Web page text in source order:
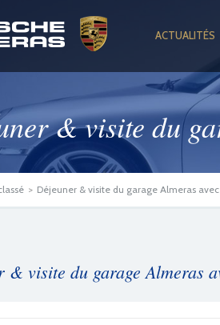
ACTUALITÉS
& visite du
> Déjeuner & visite du garage Almeras
& visite du garage Almeras